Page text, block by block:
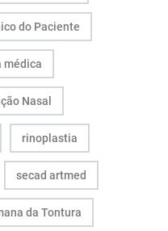
do Paciente
médica
Nasal
rinoplastia
secad artmed
da Tontura